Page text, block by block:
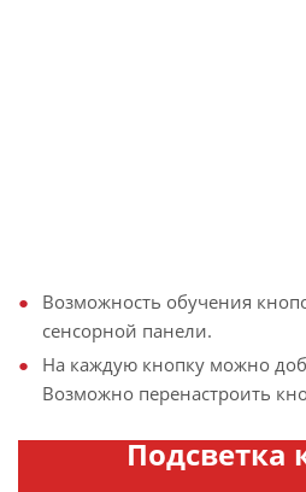
Возможность обучения
сенсорной панели.
На каждую кнопку можно
Возможно перенастроить
Подсветка